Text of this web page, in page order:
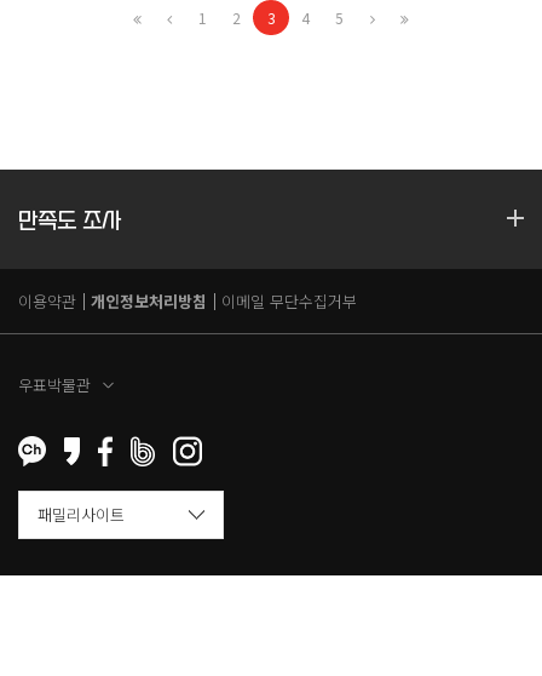
1 2 3 4 5
만족도 조사
이용약관 개인정보처리방침 이메일 무단수집거부
우표박물관